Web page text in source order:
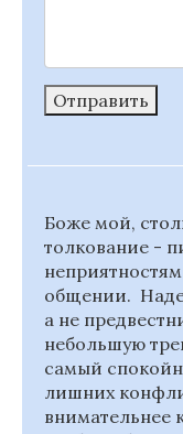
Отправить
Боже мой,
толкование -
общении.
а не
небольшую
самый
лишних
внимательнее